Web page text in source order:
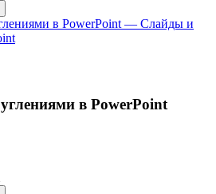
в PowerPoint